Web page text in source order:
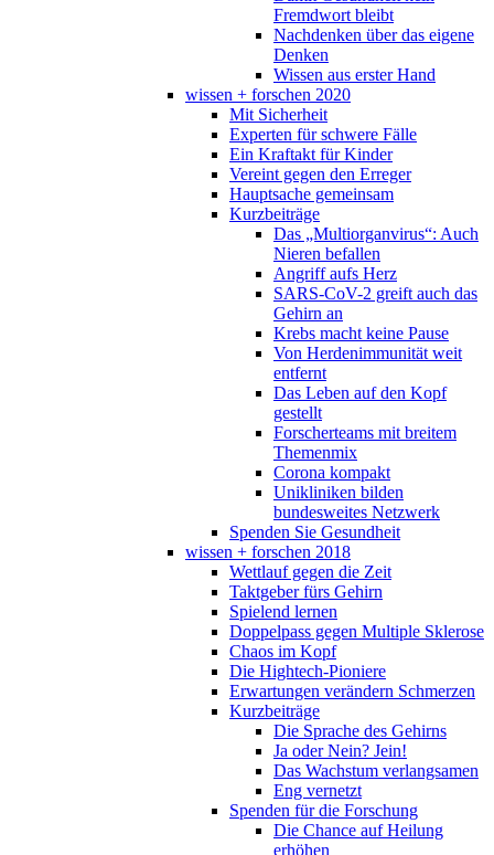
Fremdwort bleibt
Nachdenken über das eigene
Denken
Wissen aus erster Hand
wissen + forschen 2020
Mit Sicherheit
Experten für schwere Fälle
Ein Kraftakt für Kinder
Vereint gegen den Erreger
Hauptsache gemeinsam
Kurzbeiträge
Das „Multiorganvirus“: Auch
Nieren befallen
Angriff aufs Herz
SARS-CoV-2 greift auch das
Gehirn an
Krebs macht keine Pause
Von Herdenimmunität weit
entfernt
Das Leben auf den Kopf
gestellt
Forscherteams mit breitem
Themenmix
Corona kompakt
Unikliniken bilden
bundesweites Netzwerk
Spenden Sie Gesundheit
wissen + forschen 2018
Wettlauf gegen die Zeit
Taktgeber fürs Gehirn
Spielend lernen
Doppelpass gegen Multiple Sklerose
Chaos im Kopf
Die Hightech-Pioniere
Erwartungen verändern Schmerzen
Kurzbeiträge
Die Sprache des Gehirns
Ja oder Nein? Jein!
Das Wachstum verlangsamen
Eng vernetzt
Spenden für die Forschung
Die Chance auf Heilung
erhöhen